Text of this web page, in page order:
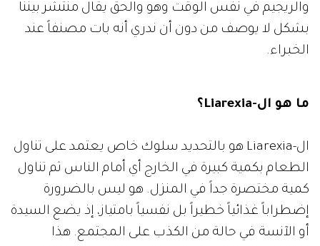
والريجيم في نفس الوقت وهو والحق يقال منتشر بيننا
بشكل لا يوصف من دون أن ندري أنه بات مصنفاً عند
الخبراء.
ما هو ال-Liarexia؟
ال-Liarexia هو بالتحديد سلوك خاص يعتمد على تناول
الطعام بكمية كبيرة في الخارج أي أمام الناس ثم تناول
كمية مختصرة جداً في المنزل. هو ليس بالضرورة
إضطراباً غذائياً خطيراً بل نفسياً بامتياز، إذ يضع السيدة
أو الآنسة في حالة من الكذب على المجتمع. هذا